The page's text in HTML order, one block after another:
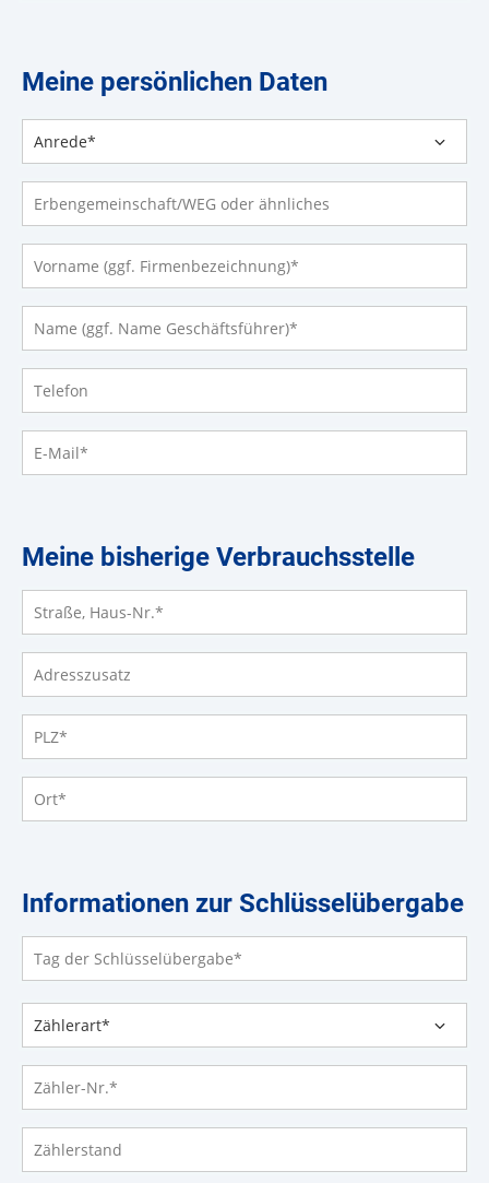
Meine persönlichen Daten
Erbengemeinschaft/WEG oder ähnliches
Vorname (ggf. Firmenbezeichnung)*
Name (ggf. Name Geschäftsführer)*
Telefon
E-Mail*
Meine bisherige Verbrauchsstelle
Adresszusatz
PLZ*
Ort*
Informationen zur Schlüsselübergabe
Zählerart**
Zähler-Nr.*
Zählerstand